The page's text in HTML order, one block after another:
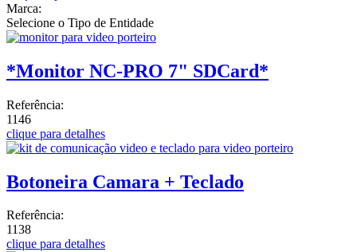
Marca:
Selecione o Tipo de Entidade
*Monitor NC-PRO 7" SDCard*
Referência:
1146
clique para detalhes
Botoneira Camara + Teclado
Referência:
1138
clique para detalhes